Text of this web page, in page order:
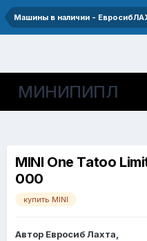
Машины в наличии -
МИНИПИПЛ
MINI One Tatoo
000
купить MINI
Автор Евросиб Лахта,